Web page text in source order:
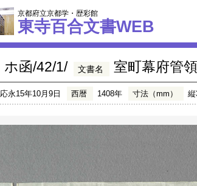
京都府立京都学・歴彩館
東寺百合文書WEB
ホ函/42/1/ 文書名 室町幕府管
応永15年10月9日 西暦 1408年 寸法（mm）